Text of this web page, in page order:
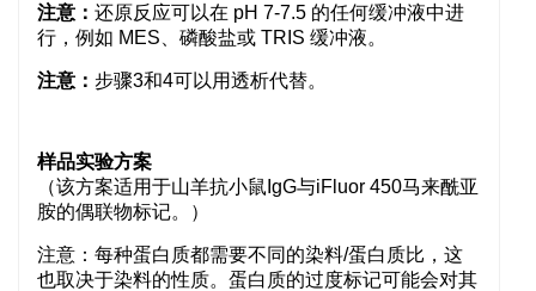
注意： 还原反应可以在 pH 7-7.5 的任何缓冲液中进
行，例如 MES、磷酸盐或 TRIS 缓冲液。
注意： 步骤3和4可以用透析代替。
样品实验方案
（该方案适用于山羊抗小鼠IgG与iFluor 450马来酰亚
胺的偶联物标记。）
注意：每种蛋白质都需要不同的染料/蛋白质比，这
也取决于染料的性质。蛋白质的过度标记可能会对其